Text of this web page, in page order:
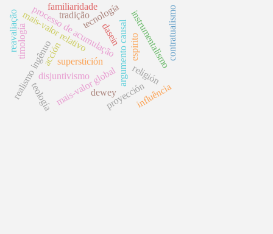
argumento causal
superstición
proyección
processo de acumulação
mais-valor global
mais-valor relativo
disjuntivismo religión
realismo ingênuo
tecnología instrumentalismo
dewey
teología
espirito
influência
familiaridade
dasein
reavaliação tradição contratualismo
timología acción